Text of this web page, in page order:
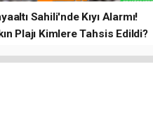
Sahili'nde Kıyı Alarmı!
Plajı Kimlere Tahsis Edildi?